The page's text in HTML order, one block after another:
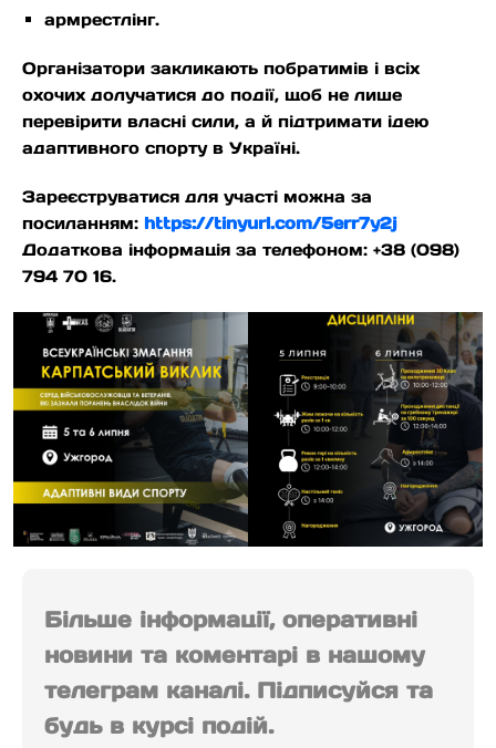
армрестлінг.
Організатори закликають побратимів і всіх
охочих долучатися до події, щоб не лише
перевірити власні сили, а й підтримати ідею
адаптивного спорту в Україні.
Зареєструватися для участі можна за
посиланням: https://tinyurl.com/5err7y2j
Додаткова інформація за телефоном: +38 (098)
794 70 16.
Більше інформації, оперативні
новини та коментарі в нашому
телеграм каналі. Підписуйся та
будь в курсі подій.